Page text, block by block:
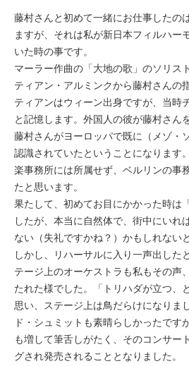
藤村さんと初めて一緒にお仕事したの
ますが、それは私が新日本フィルハー
いた時の事です。
マーラー作曲の「大地の歌」のソリス
ティアン・アルミンクから藤村さんの
ティアンはウィーン出身ですが、当時
と記憶します。外国人の彼が藤村さん
藤村さんがヨーロッパで既に（メゾ・
認識されていたということになります
楽事務所には所属せず、ベルリンの事
たと思います。
果たして、初めてお目にかかった時は
したが、本当に自然体で、街中にいれ
ない（失礼ですかね？）かもしれない
しかし、リハーサルに入り一声出した
テージ上のオーケストラも私もその声
たれた様でした。「トリハダが立つ、
思い、ステージ上は鳥だらけになりま
ド・シュミットも素晴らしかったです
も増して筆舌しがたく、そのコンサー
グされ発売されることとなりました。